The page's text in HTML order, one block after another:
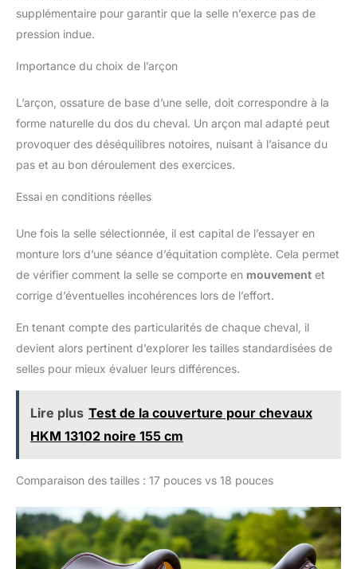
supplémentaire pour garantir que la selle n’exerce pas de
pression indue.
Importance du choix de l’arçon
L’arçon, ossature de base d’une selle, doit correspondre à la
forme naturelle du dos du cheval. Un arçon mal adapté peut
provoquer des déséquilibres notoires, nuisant à l’aisance du
pas et au bon déroulement des exercices.
Essai en conditions réelles
Une fois la selle sélectionnée, il est capital de l’essayer en
monture lors d’une séance d’équitation complète. Cela permet
de vérifier comment la selle se comporte en mouvement et
corrige d’éventuelles incohérences lors de l’effort.
En tenant compte des particularités de chaque cheval, il
devient alors pertinent d’explorer les tailles standardisées de
selles pour mieux évaluer leurs différences.
Lire plus Test de la couverture pour chevaux
HKM 13102 noire 155 cm
Comparaison des tailles : 17 pouces vs 18 pouces